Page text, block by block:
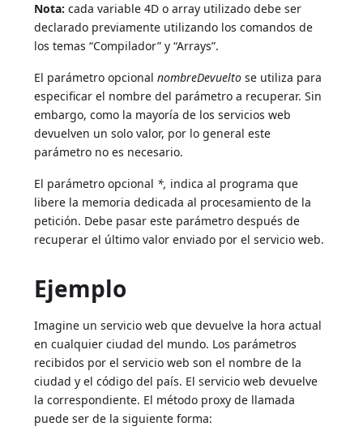
Nota: cada variable 4D o array utilizado debe ser
declarado previamente utilizando los comandos de
los temas “Compilador” y “Arrays”.
El parámetro opcionalnombreDevuelto se utiliza para
especificar el nombre del parámetro a recuperar. Sin
embargo, como la mayoría de los servicios web
devuelven un solo valor, por lo general este
parámetro no es necesario.
El parámetro opcional *, indica al programa que
libere la memoria dedicada al procesamiento de la
petición. Debe pasar este parámetro después de
recuperar el último valor enviado por el servicio web.
Ejemplo
Imagine un servicio web que devuelve la hora actual
en cualquier ciudad del mundo. Los parámetros
recibidos por el servicio web son el nombre de la
ciudad y el código del país. El servicio web devuelve
la correspondiente. El método proxy de llamada
puede ser de la siguiente forma: